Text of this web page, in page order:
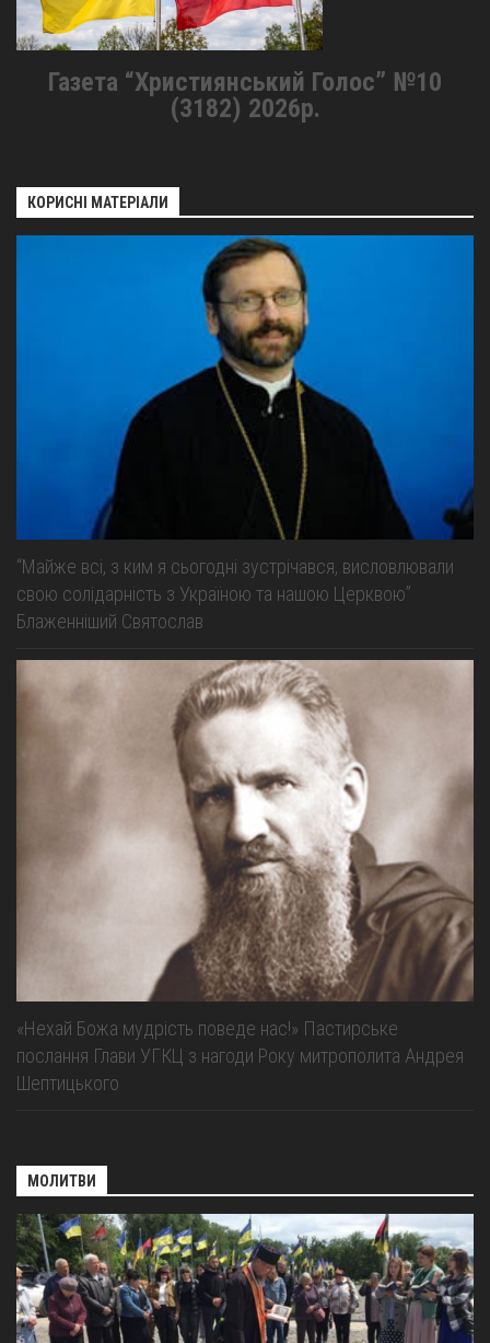
Газета “Християнський Голос” №10
(3182) 2026р.
КОРИСНІ МАТЕРІАЛИ
“Майже всі, з ким я сьогодні зустрічався, висловлювали
свою солідарність з Україною та нашою Церквою”
Блаженніший Святослав
«Нехай Божа мудрість поведе нас!» Пастирське
послання Глави УГКЦ з нагоди Року митрополита Андрея
Шептицького
МОЛИТВИ